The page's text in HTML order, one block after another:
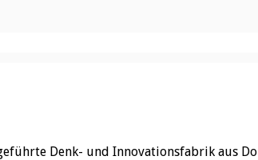
Denk- und Innovationsfabrik aus